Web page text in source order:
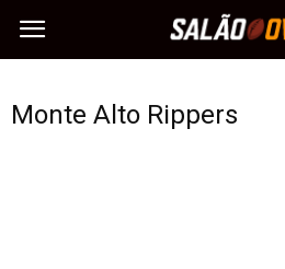
Monte Alto Rippers